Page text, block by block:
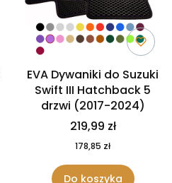
EVA Dywaniki do Suzuki
Swift III Hatchback 5
drzwi (2017-2024)
219,99 zł
178,85 zł
Do koszyka